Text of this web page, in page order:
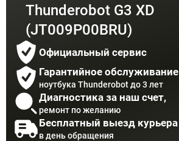
Thunderobot G3 XD
(JT009P00BRU)
Официальный сервис
Гарантийное обслуживание
ноутбука Thunderobot до 3 лет
Диагностика за наш счет,
ремонт по желанию
Бесплатный выезд курьера
в день обращения